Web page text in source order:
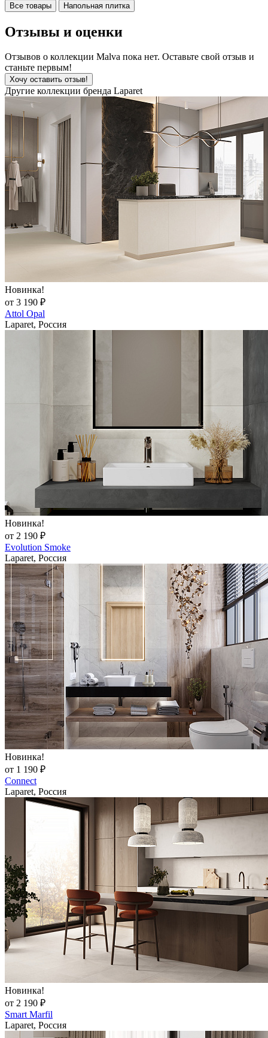
Все товары Напольная плитка
Отзывы и оценки
Отзывов о коллекции Malva пока нет. Оставьте свой отзыв и
станьте первым!
Хочу оставить отзыв!
Другие коллекции бренда Laparet
Новинка!
от 3 190 ₽
Attol Opal
Laparet, Россия
Новинка!
от 2 190 ₽
Evolution Smoke
Laparet, Россия
Новинка!
от 1 190 ₽
Connect
Laparet, Россия
Новинка!
от 2 190 ₽
Smart Marfil
Laparet, Россия